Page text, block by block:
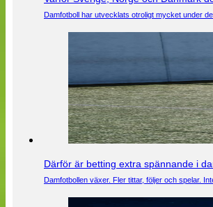
Damfotboll har utvecklats otroligt mycket under
Därför är betting extra spännande i
Damfotbollen växer. Fler tittar, följer och spelar.